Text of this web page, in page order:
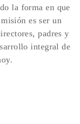
la forma en que
es ser un
padres y
integral de